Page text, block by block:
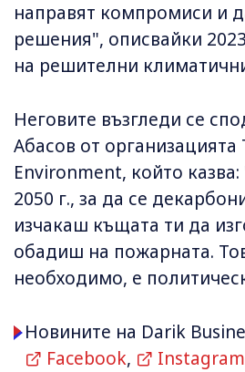
направят компромиси и
решения", описвайки
на решителни
Неговите възгледи се
Абасов от
Environment, който
2050 г., за да се
изчакаш къщата ти да
обадиш на пожарната.
необходимо, е
Новините на Darik
Facebook, Instagram